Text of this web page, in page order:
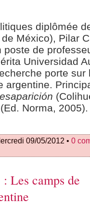
diplômée
México), Pilar
poste de
Universidad
porte sur
argentine.
(Ed. Norma, 2005).
09/05/2012 • 0
Les camps de